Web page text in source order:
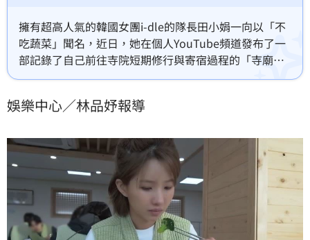
擁有超高人氣的韓國女團i-dle的隊長田小娟一向以「不
吃蔬菜」聞名，近日，她在個人YouTube頻道發布了一
部記錄了自己前往寺院短期修行與寄宿過程的「寺廟寄
宿」（Temple Stay）的影片，在影片中，她意外地吃
品妤
娛樂中心／林品妤報導